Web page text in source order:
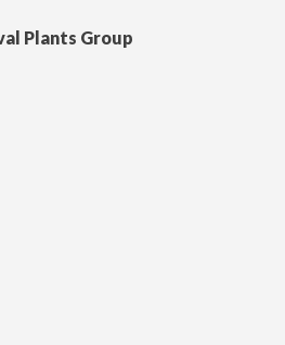
Plants Group